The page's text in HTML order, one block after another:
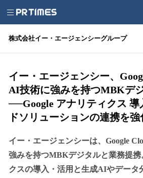
株式会社イー・エージェンシーグループ
イー・エージェンシー、
AI技術に強みを持つMBKデ
──Google アナリティクス 導
ドソリューションの連携を強
イー・エージェンシーは、Google
強みを持つMBKデジタルと業務提携
クスの導入・活用と生成AIやデータ